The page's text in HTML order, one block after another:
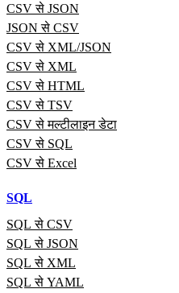
CSV से JSON
JSON से CSV
CSV से XML/JSON
CSV से XML
CSV से HTML
CSV से TSV
CSV से मल्टीलाइन डेटा
CSV से SQL
CSV से Excel
SQL
SQL से CSV
SQL से JSON
SQL से XML
SQL से YAML